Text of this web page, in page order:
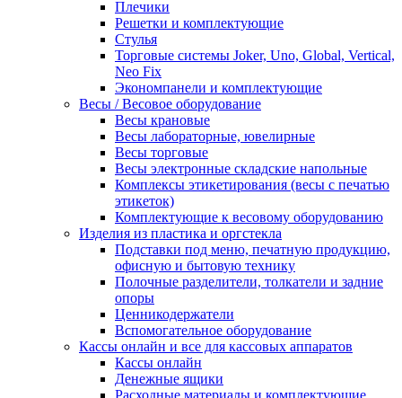
Плечики
Решетки и комплектующие
Стулья
Торговые системы Joker, Uno, Global, Vertical,
Neo Fix
Экономпанели и комплектующие
Весы / Весовое оборудование
Весы крановые
Весы лабораторные, ювелирные
Весы торговые
Весы электронные складские напольные
Комплексы этикетирования (весы с печатью
этикеток)
Комплектующие к весовому оборудованию
Изделия из пластика и оргстекла
Подставки под меню, печатную продукцию,
офисную и бытовую технику
Полочные разделители, толкатели и задние
опоры
Ценникодержатели
Вспомогательное оборудование
Кассы онлайн и все для кассовых аппаратов
Кассы онлайн
Денежные ящики
Расходные материалы и комплектующие